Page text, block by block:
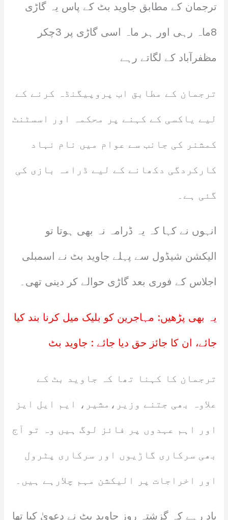
ترجمان کے مطابق جاوید بٹ کے پاس یہ گاڑی
8ماہ رہی اور ہر ماہ اسی گاڑی پر 3چکر
مظفرآباد کے لگاتے رہے
ترجمان کے مطابق اب پروپیگنڈہ کرنے کے
لیے یاکسی کے کہنے پر محکمہ اور اسسٹنٹ
کمشنر کی جانب سے عوام میں نام نہاد
کارکردگی دکھانے کے لیے ڈرامہ بازی کی
گئی ہے۔
انہوں نے کہا کہ یہ ڈرامہ نہ بھی ہوتا تو
الیکشن شیڈول سے پہلے جاوید بٹ نے اسمبلی
اجلاس کے فوری بعد گاڑی حوالے کر دینی تھی۔
یہ بھی پڑھیں: مہاجرین کو بلیک میل کرنا بند کیا
جائے، ان کا جائز حق دیا جائے : جاوید بٹ
ترجمان کا کہنا تھا کہ جاوید بٹ کے
علاوہ بھی جتنے وزیر،مشیر، ایم ایل ایز
اور اہم عہدوں پر فائز لوگ ہیں وہ تو آج
بھی سرکاری گاڑیوں اور سرکاری پٹرول
اور اخراجات پر الیکشن مہم چلارہے ہیں۔
یاد رہے کہ گزشتہ روز جاوید بٹ نے دعویٰ کیا تھا